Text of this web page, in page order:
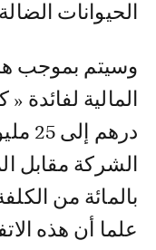
الحيوانات
وسيتم بموجب
بالمائة من